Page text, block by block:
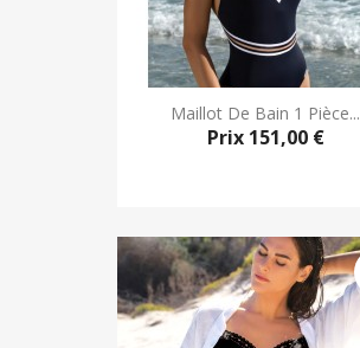
Maillot De Bain 1 Pièce...
Prix 151,00 €